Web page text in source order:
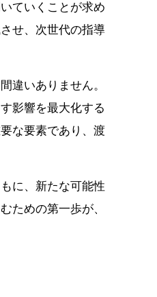
ていくことが求め
せ、次世代の指導
違いありません。
影響を最大化する
な要素であり、渡
に、新たな可能性
ための第一歩が、